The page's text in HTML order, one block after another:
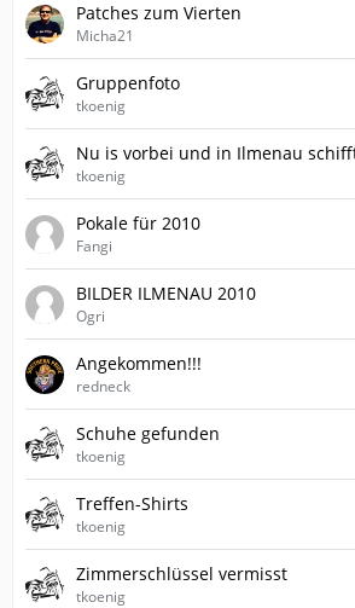
Patches zum Vierten
Micha21
Gruppenfoto
tkoenig
Nu is vorbei und in Ilmenau
tkoenig
Pokale für 2010
Fangi
BILDER ILMENAU 2010
Ogri
Angekommen!!!
redneck
Schuhe gefunden
tkoenig
Treffen-Shirts
tkoenig
Zimmerschlüssel vermisst
tkoenig